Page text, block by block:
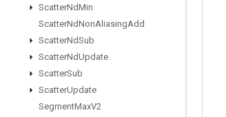
ScatterNdMin
ScatterNdNonAliasingAdd
ScatterNdSub
ScatterNdUpdate
ScatterSub
ScatterUpdate
SegmentMaxV2